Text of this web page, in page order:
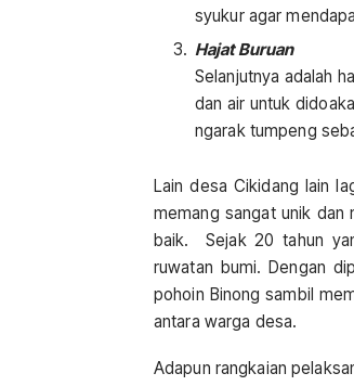
syukur agar
Hajat Buruan
Selanjutnya adalah
dan air untuk
ngarak tumpeng
Lain desa Cikidang lain
memang sangat unik dan
baik. Sejak 20 tahun
ruwatan bumi. Dengan
pohoin Binong sambil
antara warga desa.
Adapun rangkaian